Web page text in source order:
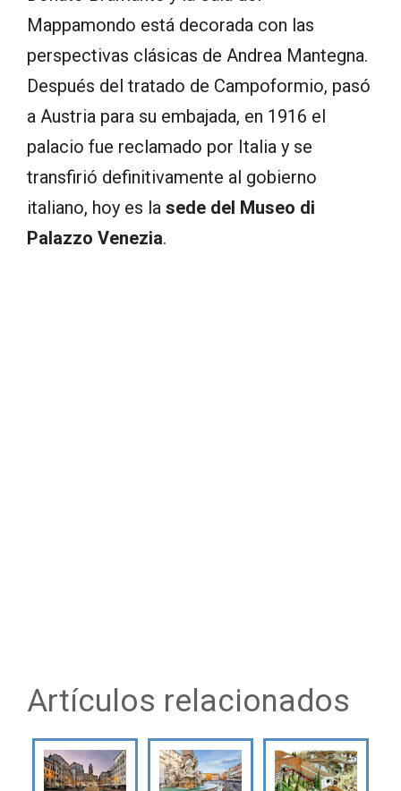
Mappamondo está decorada con las
perspectivas clásicas de Andrea Mantegna.
Después del tratado de Campoformio, pasó
a Austria para su embajada, en 1916 el
palacio fue reclamado por Italia y se
transfirió definitivamente al gobierno
italiano, hoy es la sede del Museo di
Palazzo Venezia.
Artículos relacionados